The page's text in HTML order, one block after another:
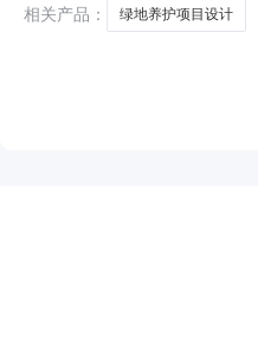
相关产品：
绿地养护项目设计